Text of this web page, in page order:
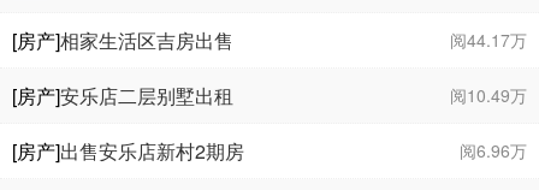
阅44.17万
[房产]相家生活区吉房出售
阅10.49万
[房产]安乐店二层别墅出租
阅6.96万
[房产]出售安乐店新村2期房